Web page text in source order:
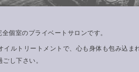
個室のプライベートサロンです。
ルトリートメントで、心も身体も包み込ま
し下さい。